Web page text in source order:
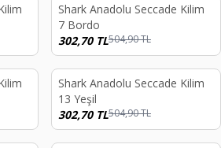
%40
Shark Anadolu Seccade Kilim
7 Bordo
302,70TL504,90TL
%40
Shark Anadolu Seccade Kilim
13 Yeşil
302,70TL504,90TL